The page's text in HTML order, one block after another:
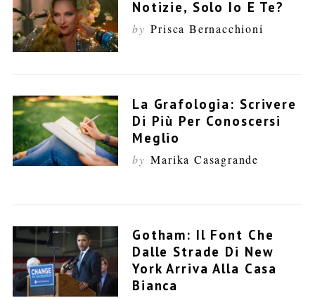
Notizie, Solo Io E Te?
by Prisca Bernacchioni
La Grafologia: Scrivere
Di Più Per Conoscersi
Meglio
by Marika Casagrande
Gotham: Il Font Che
Dalle Strade Di New
York Arriva Alla Casa
Bianca